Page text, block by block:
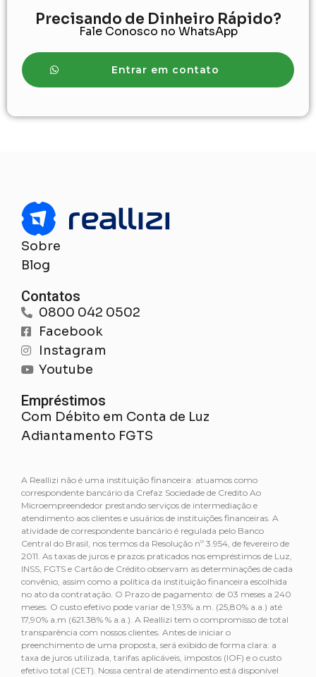
Precisando de Dinheiro Rápido?
Fale Conosco no WhatsApp
Entrar em contato
Sobre
Blog
Contatos
0800 042 0502
Facebook
Instagram
Youtube
Empréstimos
Com Débito em Conta de Luz
Adiantamento FGTS
A Reallizi não é uma instituição financeira: atuamos como
correspondente bancário da Crefaz Sociedade de Credito Ao
Microempreendedor prestando serviços de intermediação e
atendimento aos clientes e usuários de instituições financeiras. A
atividade de correspondente bancário é regulada pelo Banco
Central do Brasil, nos termos da Resolução nº 3.954, de fevereiro de
2011. As taxas de juros e prazos praticados nos empréstimos de Luz,
INSS, FGTS e Cartão de Crédito observam as determinações de cada
convênio, assim como a política da instituição financeira escolhida
no ato da contratação. O Prazo de pagamento: de 03 meses a 240
meses. O custo efetivo pode variar de 1,93% a.m. (25,80% a.a.) até
17,90% a.m (621.38% % a.a.). A Reallizi tem o compromisso de total
transparência com nossos clientes. Antes de iniciar o
preenchimento de uma proposta, será exibido de forma clara: a
taxa de juros utilizada, tarifas aplicáveis, impostos (IOF) e o custo
efetivo total (CET). Nossa central de atendimento está disponível